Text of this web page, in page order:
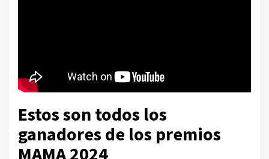
Estos son todos los
ganadores de los premios
MAMA 2024